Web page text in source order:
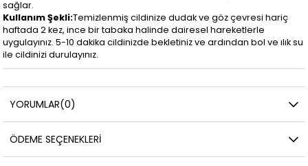
sağlar.
Kullanım Şekli:Temizlenmiş cildinize dudak ve göz çevresi hariç
haftada 2 kez, ince bir tabaka halinde dairesel hareketlerle
uygulayınız. 5-10 dakika cildinizde bekletiniz ve ardından bol ve ılık su
ile cildinizi durulayınız.
YORUMLAR(0)
ÖDEME SEÇENEKLERI